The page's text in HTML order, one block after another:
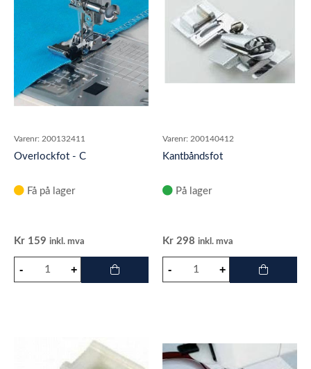
Varenr: 200132411
Overlockfot - C
Få på lager
Kr 159 inkl. mva
Varenr: 200140412
Kantbåndsfot
På lager
Kr 298 inkl. mva